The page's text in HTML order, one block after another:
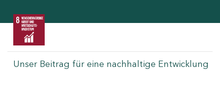
Unser Beitrag für eine nachhaltige Entwicklung